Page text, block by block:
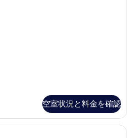
空室状況と料金を確認